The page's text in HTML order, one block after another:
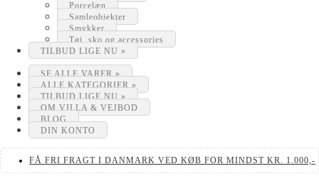
Porcelæn
Samleobjekter
Smykker
Tøj, sko og accessories
TILBUD LIGE NU »
SE ALLE VARER »
ALLE KATEGORIER »
TILBUD LIGE NU »
OM VILLA & VEJBOD
BLOG
DIN KONTO
FÅ FRI FRAGT I DANMARK VED KØB FOR MINDST KR. 1.000,-